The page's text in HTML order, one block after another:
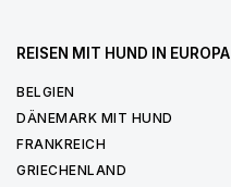
REISEN MIT HUND IN EUROPA
BELGIEN
DÄNEMARK MIT HUND
FRANKREICH
GRIECHENLAND